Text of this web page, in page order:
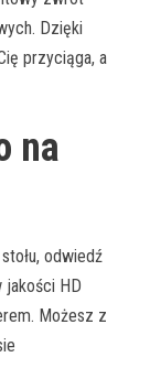
Dzięki
przyciąga, a
na
odwiedź
jakości HD
Możesz z